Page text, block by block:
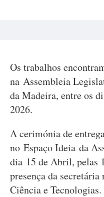
Os trabalhos
na Assembleia
da Madeira, entre os
2026.
A cerimónia de
no Espaço Ideia da
dia 15 de Abril, pelas
presença da
Ciência e Tecnologias.